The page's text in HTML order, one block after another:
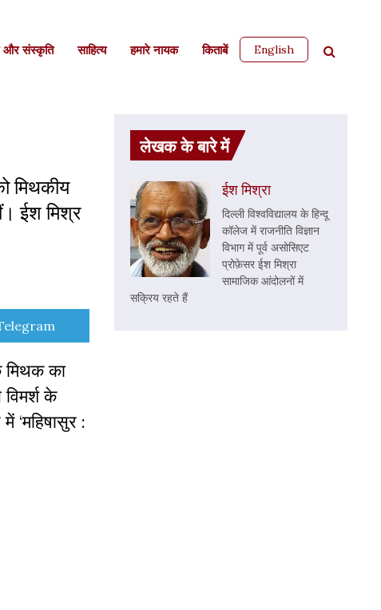
और संस्कृति साहित्‍य हमारे नायक किताबें English
मिथकीय
ईश मिश्र
मिथक का
के
‘महिषासुर :
लेखक के बारे में
ईश मिश्रा
दिल्ली विश्वविद्यालय के हिन्दू
कॉलेज में राजनीति विज्ञान
विभाग में पूर्व असोसिएट
प्रोफ़ेसर ईश मिश्रा
सामाजिक आंदोलनों में
सक्रिय रहते हैं